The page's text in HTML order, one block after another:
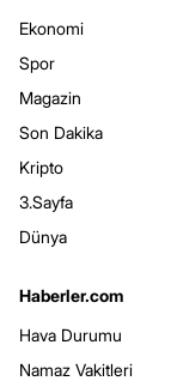
Ekonomi
Spor
Magazin
Son Dakika
Kripto
3.Sayfa
Dünya
Haberler.com
Hava Durumu
Namaz Vakitleri